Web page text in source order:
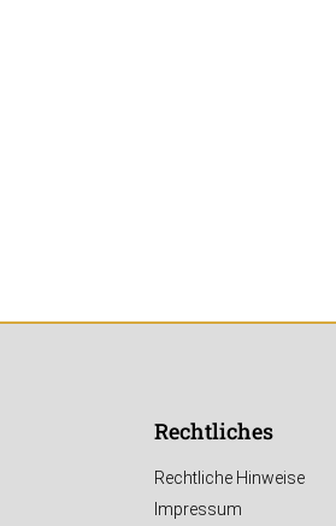
Rechtliches
Rechtliche Hinweise
Impressum